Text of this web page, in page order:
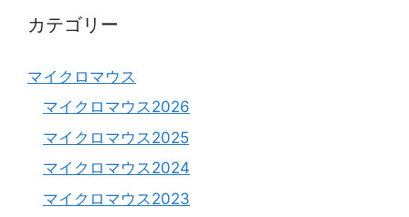
カテゴリー
マイクロマウス
マイクロマウス2026
マイクロマウス2025
マイクロマウス2024
マイクロマウス2023